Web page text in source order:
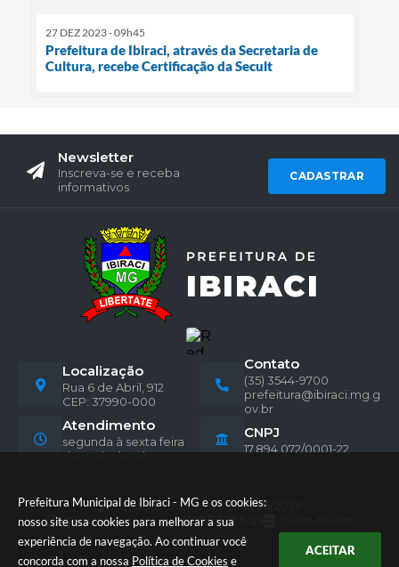
Prefeitura Municipal de Ibiraci - MG e os cookies:
nosso site usa cookies para melhorar a sua
experiência de navegação. Ao continuar você
concorda com a nossa Política de Cookies e
ACEITAR
27 DEZ 2023 - 09h45
Prefeitura de Ibiraci, através da Secretaria de
Cultura, recebe Certificação da Secult
Newsletter
Inscreva-se e receba
informativos
CADASTRAR
Localização
Rua 6 de Abril, 912
CEP: 37990-000
Contato
(35) 3544-9700
prefeitura@ibiraci.mg.g
ov.br
Atendimento
segunda à sexta feira
das 08hs às 16hs.
CNPJ
17.894.072/0001-22
Versão do Sistema: 3.5.3 - 19/06/2026
Portal atualizado em:06/08/2026 15:29